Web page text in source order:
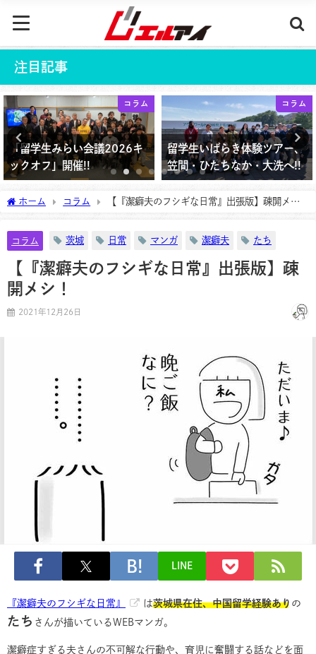
注目記事
コラム
「留学生みらい会議2026キ
ックオフ」開催!!
コラム
留学生いばらき体験ツアー、
笠間・ひたちなか・大洗へ!!
ホーム コラム
【『潔癖夫のフシギな日常』出張版】疎開メ
コラム 茨城 日常 マンガ 潔癖夫 たち
【『潔癖夫のフシギな日常』出張版】疎
開メシ！
2021年12月26日
LINE
『潔癖夫のフシギな日常』 は茨城県在住、中国留学経験あり の
たち さんが描いているWEBマンガ。
潔癖症すぎる夫さんの不可解な行動や、育児に奮闘する話などを面